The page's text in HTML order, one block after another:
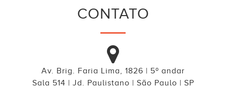
CONTATO
Av. Brig. Faria Lima, 1826 | 5º andar
Sala 514 | Jd. Paulistano | São Paulo | SP